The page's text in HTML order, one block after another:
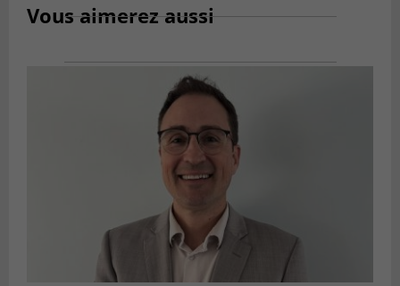
Vous aimerez aussi